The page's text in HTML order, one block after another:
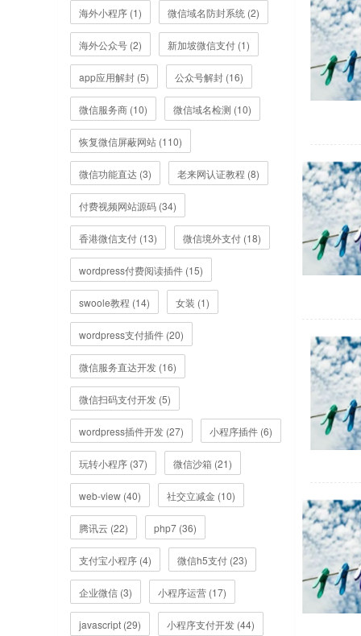
海外小程序 (1) 微信域名防封系统 (2)
海外公众号 (2) 新加坡微信支付 (1)
app应用解封 (5) 公众号解封 (16)
微信服务商 (10) 微信域名检测 (10)
恢复微信屏蔽网站 (110)
微信功能直达 (3) 老来网认证教程 (8)
付费视频网站源码 (34)
香港微信支付 (13) 微信境外支付 (18)
wordpress付费阅读插件 (15)
swoole教程 (14) 女装 (1)
wordpress支付插件 (20)
微信服务直达开发 (16)
微信扫码支付开发 (5)
wordpress插件开发 (27) 小程序插件 (6)
玩转小程序 (37) 微信沙箱 (21)
web-view (40) 社交立减金 (10)
腾讯云 (22) php7 (36)
支付宝小程序 (4) 微信h5支付 (23)
企业微信 (3) 小程序运营 (17)
javascript (29) 小程序支付开发 (44)